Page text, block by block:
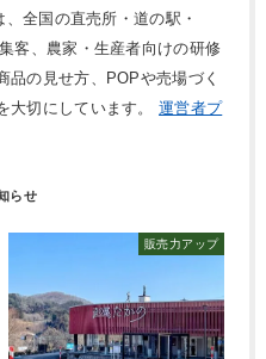
全国の直売所・道の駅・
客、農家・生産者向けの研修
品の見せ方、POPや売場づく
大切にしています。運営者プ
販売力アップ